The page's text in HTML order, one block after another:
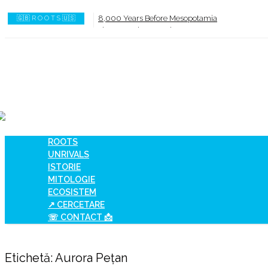
🇬🇧 R O O T S 🇺🇸
8,000 Years Before Mesopotamia
The Burned House Phenomenon
ROOTS
UNRIVALS
ISTORIE
MITOLOGIE
ECOSISTEM
↗ CERCETARE
☏ CONTACT 📩
Etichetă:Aurora Pețan